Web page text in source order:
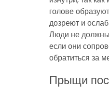
голове
дозреют и
Люди не должны
если они
обратиться за
Прыщи